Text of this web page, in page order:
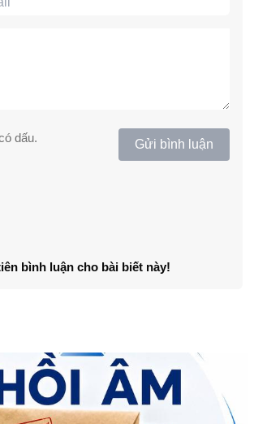
dấu. Gửi bình luận
bình luận cho bài biết này!